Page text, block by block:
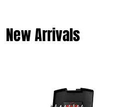
New Arrivals